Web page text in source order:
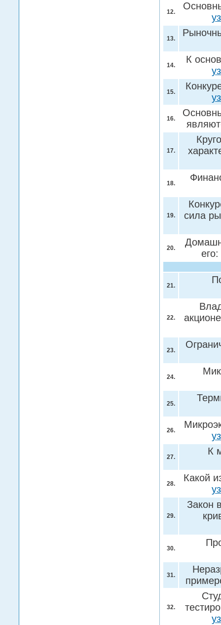
12.
13.
14.
К
15.
16.
17.
18.
19.
сила
20.
его:
21.
22.
23.
24.
25.
26.
27.
К
28.
Какой
29.
Закон
30.
31.
32.